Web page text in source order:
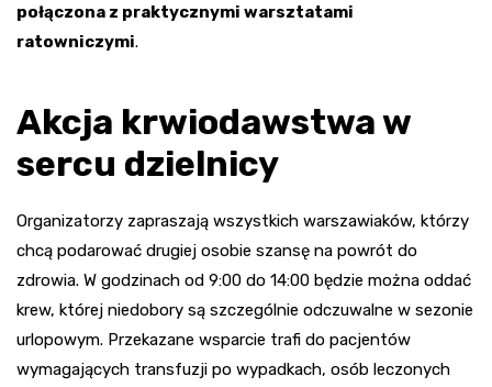
połączona z praktycznymi warsztatami
ratowniczymi.
Akcja krwiodawstwa w
sercu dzielnicy
Organizatorzy zapraszają wszystkich warszawiaków, którzy
chcą podarować drugiej osobie szansę na powrót do
zdrowia. W godzinach od 9:00 do 14:00 będzie można oddać
krew, której niedobory są szczególnie odczuwalne w sezonie
urlopowym. Przekazane wsparcie trafi do pacjentów
wymagających transfuzji po wypadkach, osób leczonych